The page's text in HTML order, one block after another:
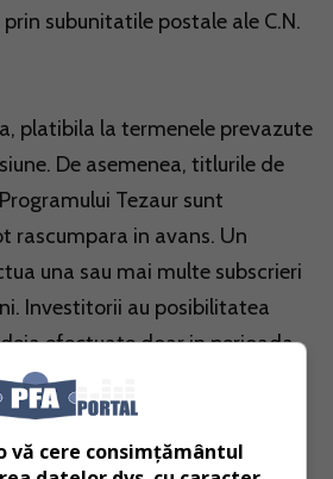
subunitatile postale ale C.N.
platibila la termenele prevazute
De asemenea, titlurile de
Tezaur sunt
rascumpara in avans. Un
una sau mai multe subscrieri
Investitorii au posibilitatea
efectuate doar in perioada
unei cereri, mai
Finantelor.
vă cere consimțământul